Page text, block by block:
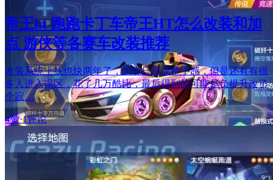
帝王ht 跑跑卡丁车帝王HT怎么改装和加
点 游侠等各赛车改装推荐
改装系统上线也快两年了，虽说只是调整手感，但是还有有很
多人进入误区，花了几万酷比，最后得到的可能是负提升改了
个寂…
4赞·1评论